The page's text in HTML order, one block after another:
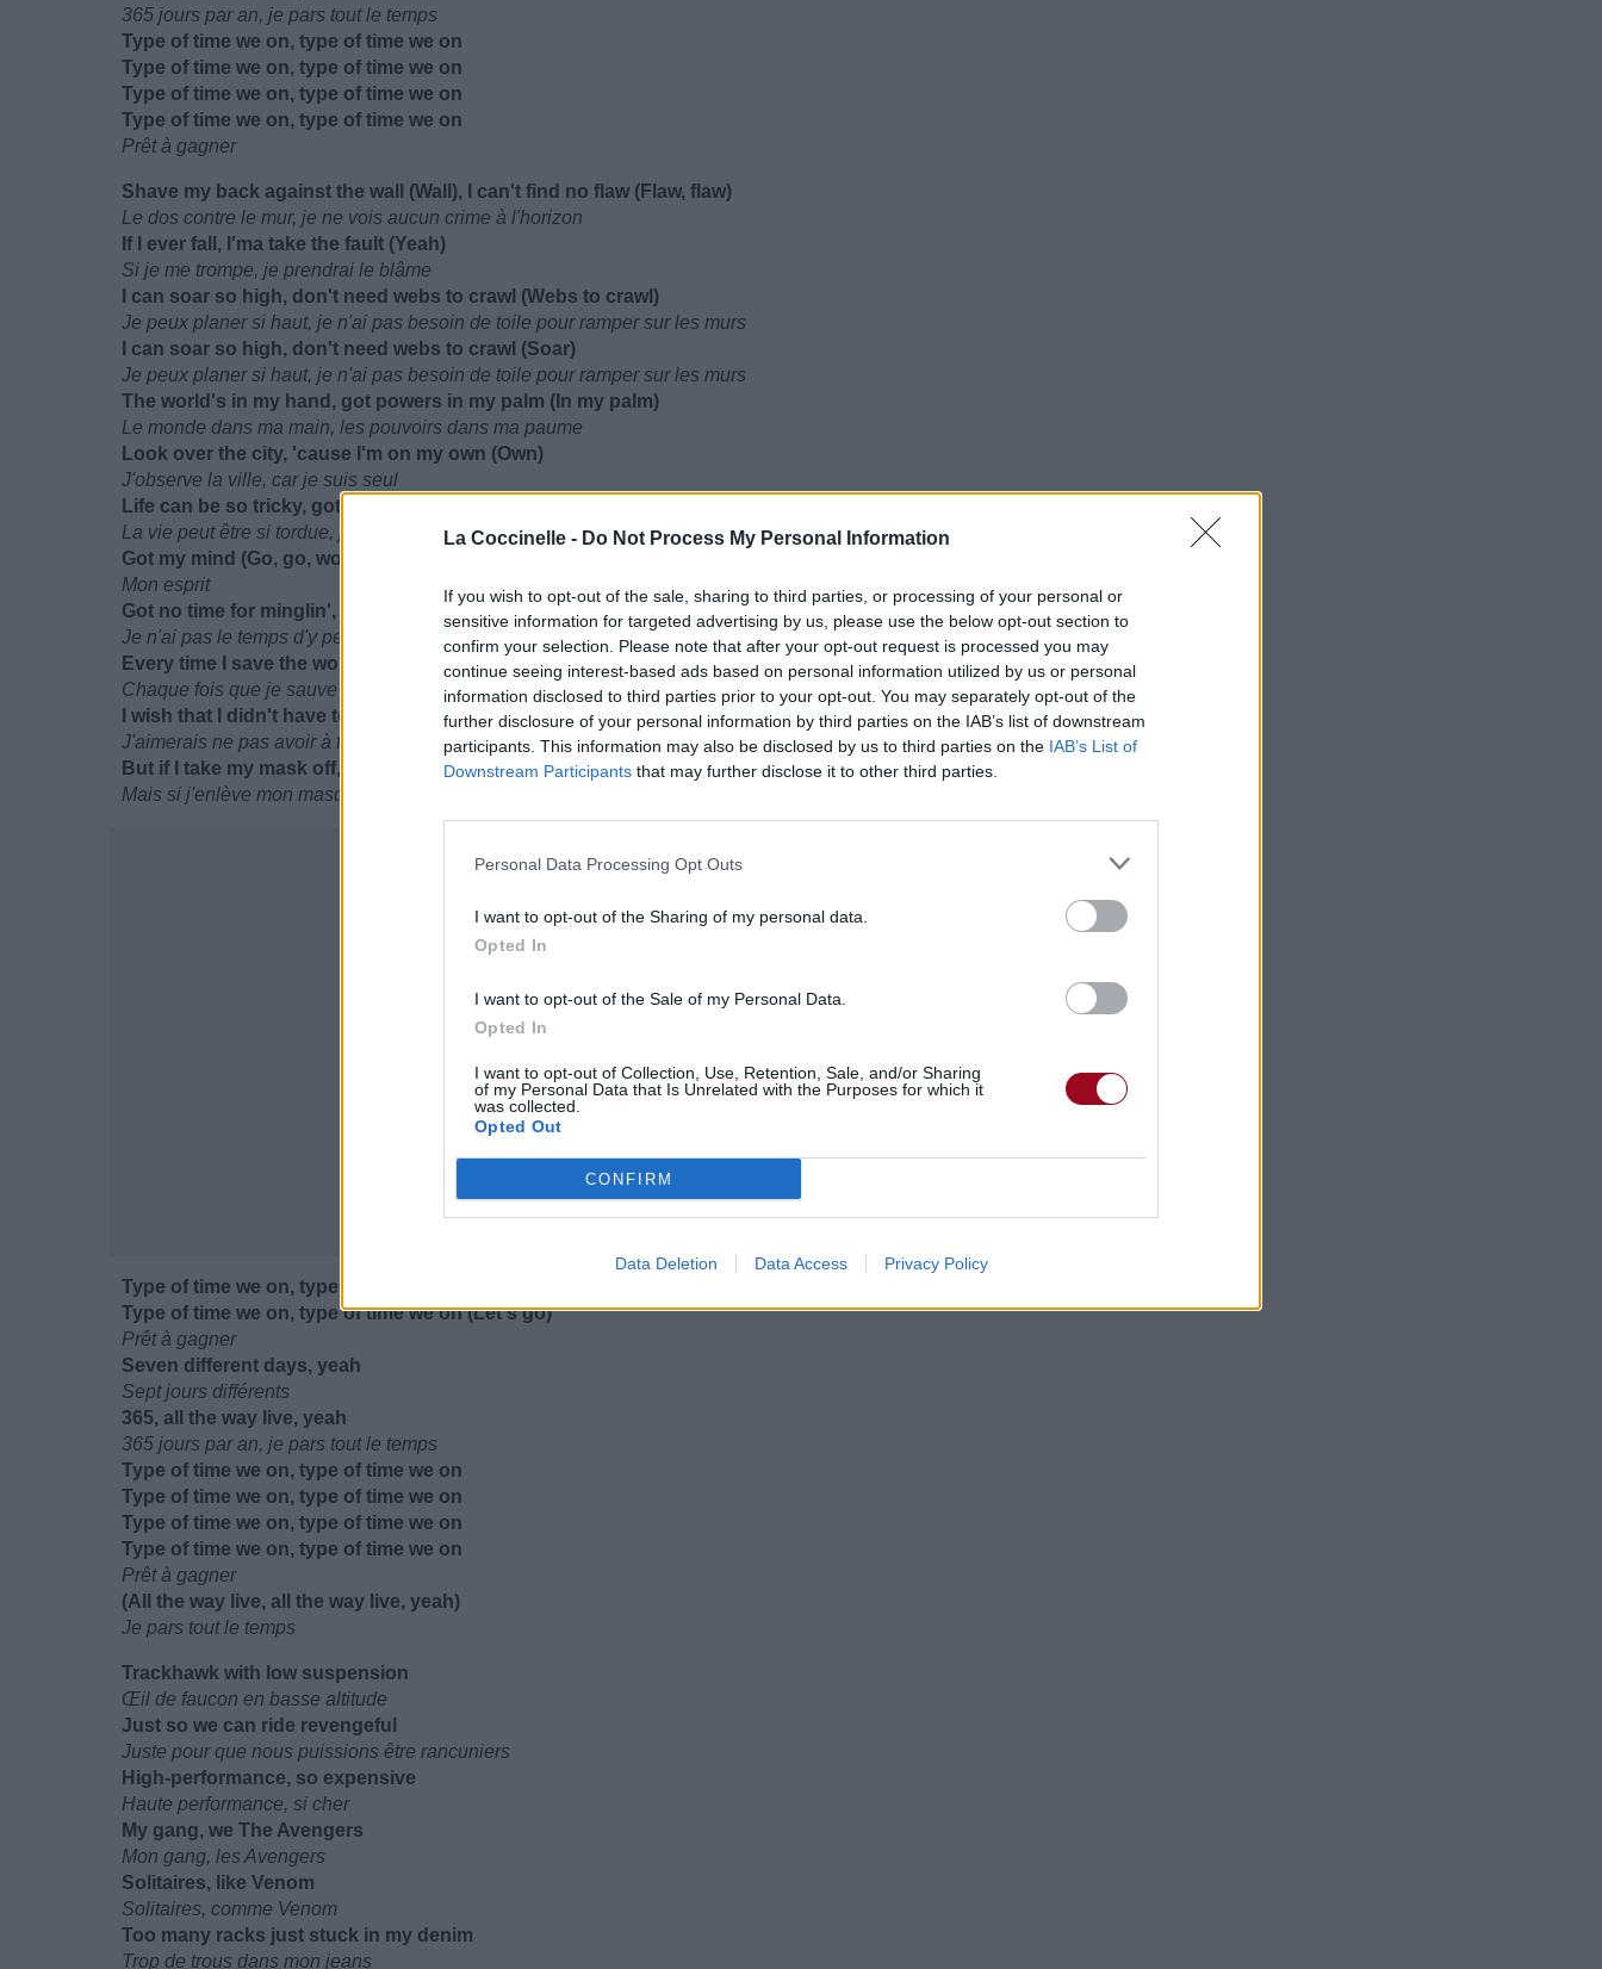
La Coccinelle - Do Not Process My Personal Information
If you wish to opt-out of the sale, sharing to third parties, or processing of your personal or
sensitive information for targeted advertising by us, please use the below opt-out section to
confirm your selection. Please note that after your opt-out request is processed you may
continue seeing interest-based ads based on personal information utilized by us or personal
information disclosed to third parties prior to your opt-out. You may separately opt-out of the
further disclosure of your personal information by third parties on the IAB’s list of downstream
participants. This information may also be disclosed by us to third parties on the IAB’s List of
Downstream Participants that may further disclose it to other third parties.
Personal Data Processing Opt Outs
I want to opt-out of the Sharing of my personal data.
Opted In
I want to opt-out of the Sale of my Personal Data.
Opted In
I want to opt-out of Collection, Use, Retention, Sale, and/or Sharing
of my Personal Data that Is Unrelated with the Purposes for which it
was collected.
Opted Out
CONFIRM
Data Deletion Data Access Privacy Policy
365 jours par an, je pars tout le temps
Type of time we on, type of time we on
Type of time we on, type of time we on
Type of time we on, type of time we on
Type of time we on, type of time we on
Prêt à gagner
Shave my back against the wall (Wall), I can't find no flaw (Flaw, flaw)
Le dos contre le mur, je ne vois aucun crime à l'horizon
If I ever fall, I'ma take the fault (Yeah)
Si je me trompe, je prendrai le blâme
I can soar so high, don't need webs to crawl (Webs to crawl)
Je peux planer si haut, je n'ai pas besoin de toile pour ramper sur les murs
I can soar so high, don't need webs to crawl (Soar)
Je peux planer si haut, je n'ai pas besoin de toile pour ramper sur les murs
The world's in my hand, got powers in my palm (In my palm)
Le monde dans ma main, les pouvoirs dans ma paume
Look over the city, 'cause I'm on my own (Own)
J'observe la ville, car je suis seul
Life can be so tricky, got my mind just gone (Just gone)
La vie peut être si tordue, j'ai l'esprit ailleurs
Got my mind (Go, go, woah)
Mon esprit
Got no time for minglin', my senses tinglin' (Tinglin')
Je n'ai pas le temps d'y penser, mes sens s'emballent
Every time I save the world, I think about my friends
Chaque fois que je sauve le monde, je pense à mes amis
I wish that I didn't have to pretend
J'aimerais ne pas avoir à faire semblant
But if I take my mask off, I blend in
Mais si j'enlève mon masque, je ne pourrai pas faire la différence
Type of time we on, type of time we on (Yeah)
Type of time we on, type of time we on (Let's go)
Prêt à gagner
Seven differеnt days, yeah
Sept jours différents
365, all the way live, yеah
365 jours par an, je pars tout le temps
Type of time we on, type of time we on
Type of time we on, type of time we on
Type of time we on, type of time we on
Type of time we on, type of time we on
Prêt à gagner
(All the way live, all the way live, yeah)
Je pars tout le temps
Trackhawk with low suspension
Œil de faucon en basse altitude
Just so we can ride revengeful
Juste pour que nous puissions être rancuniers
High-performance, so expensive
Haute performance, si cher
My gang, we The Avengers
Mon gang, les Avengers
Solitaires, like Venom
Solitaires, comme Venom
Too many racks just stuck in my denim
Trop de trous dans mon jeans